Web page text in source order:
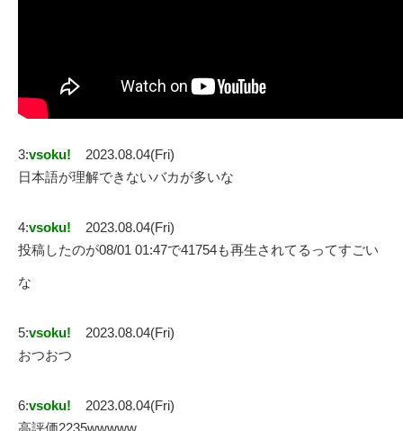
3:vsoku!
2023.08.04(Fri)
日本語が理解できないバカが多いな
4:vsoku!
2023.08.04(Fri)
投稿したのが08/01 01:47で41754も再生されてるってすごい
な
5:vsoku!
2023.08.04(Fri)
おつおつ
6:vsoku!
2023.08.04(Fri)